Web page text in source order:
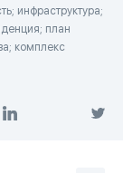
инфраструктура;
план
комплекс